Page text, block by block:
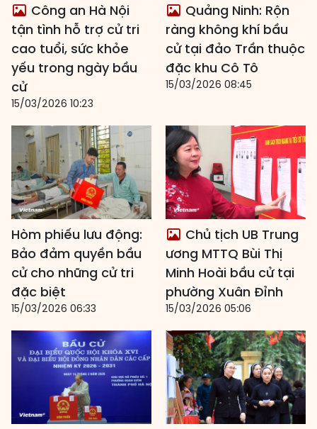
Công an Hà Nội
tận tình hỗ trợ cử tri
cao tuổi, sức khỏe
yếu trong ngày bầu
cử
15/03/2026 10:23
Quảng Ninh: Rộn
ràng không khí bầu
cử tại đảo Trần thuộc
đặc khu Cô Tô
15/03/2026 08:45
Hòm phiếu lưu động:
Bảo đảm quyền bầu
cử cho những cử tri
đặc biệt
15/03/2026 06:33
Chủ tịch UB Trung
ương MTTQ Bùi Thị
Minh Hoài bầu cử tại
phường Xuân Đỉnh
15/03/2026 05:06